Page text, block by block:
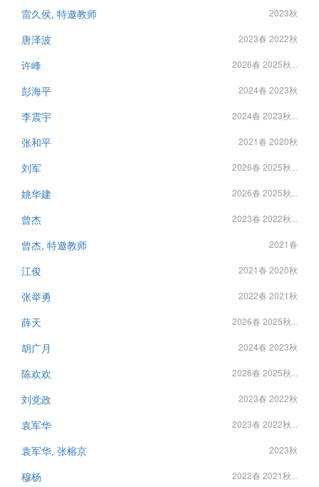
雷久侯, 特邀教师 2023秋
唐泽波 2023春 2022秋
许峰 2026春 2025秋...
彭海平 2024春 2023秋
李震宇 2024春 2023秋...
张和平 2021春 2020秋
刘军 2026春 2025秋...
姚华建 2026春 2025秋...
曾杰 2023春 2022秋...
曾杰, 特邀教师 2021春
江俊 2021春 2020秋
张举勇 2022春 2021秋
薛天 2026春 2025秋...
胡广月 2024春 2023秋
陈欢欢 2026春 2025秋...
刘党政 2023春 2022秋
袁军华 2023春 2022秋...
袁军华, 张榕京 2023秋
穆杨 2022春 2021秋...